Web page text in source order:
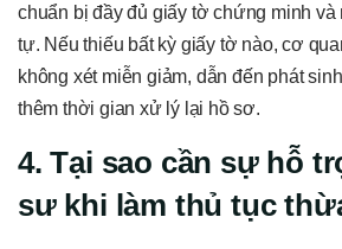
chuẩn bị đầy đủ giấy tờ chứng minh
tự. Nếu thiếu bất kỳ giấy tờ nào, cơ
không xét miễn giảm, dẫn đến phát
thêm thời gian xử lý lại hồ sơ.
4. Tại sao cần sự hỗ
sư khi làm thủ tục